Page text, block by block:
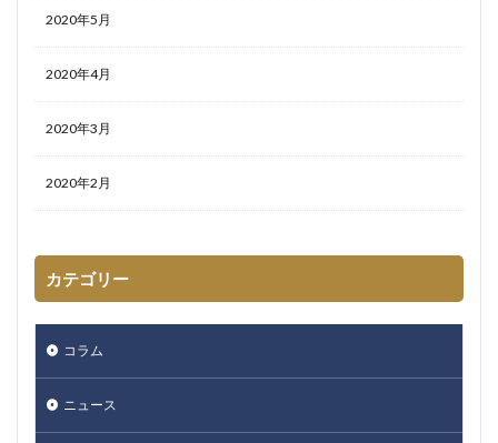
2020年5月
2020年4月
2020年3月
2020年2月
カテゴリー
コラム
ニュース